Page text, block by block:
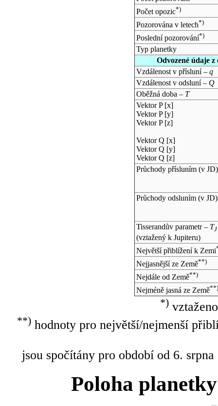
Počet opozic*)
Pozorována v letech*)
Poslední pozorování*)
Typ planetky
Odvozené údaje
Vzdálenost v přísluní – q
Vzdálenost v odsluní – Q
Oběžná doba – T
Vektor P [x]
Vektor P [y]
Vektor P [z]
Vektor Q [x]
Vektor Q [y]
Vektor Q [z]
Průchody přísluním (v JD)
Průchody odsluním (v JD)
Tisserandův parametr – TJ
(vztažený k Jupiteru)
Největší přiblížení k Zemi
Nejjasnější ze Země**)
Nejdále od Země**)
Nejméně jasná ze Země**)
*)
**)hodnoty pro největší/nejmenší
jsou spočítány pro období od 6.
Poloha